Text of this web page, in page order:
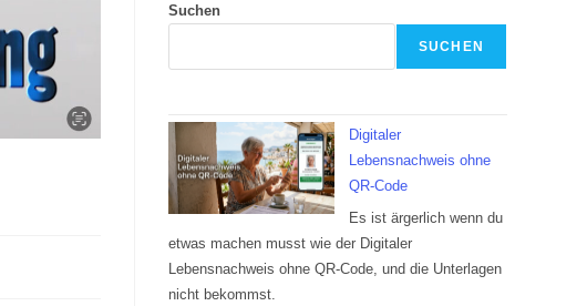
Suchen
SUCHEN
Digitaler
Lebensnachweis ohne
QR-Code
Es ist ärgerlich wenn du
etwas machen musst wie der Digitaler
Lebensnachweis ohne QR-Code, und die Unterlagen
nicht bekommst.